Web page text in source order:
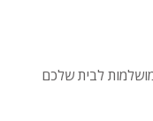
לבית שלכם